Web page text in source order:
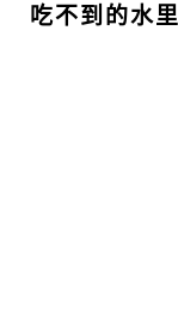
吃不到的水